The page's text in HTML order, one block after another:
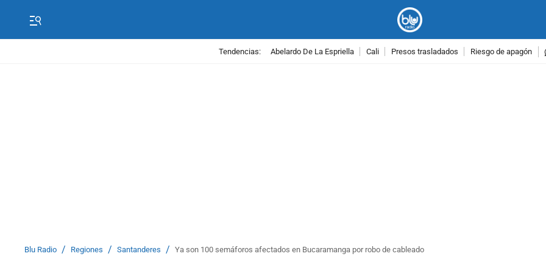
Tendencias: Abelardo De La Espriella Cali Presos trasladados Riesgo de apagón
Blu Radio / Regiones / Santanderes / Ya son 100 semáforos afectados en Bucaramanga por robo de cableado